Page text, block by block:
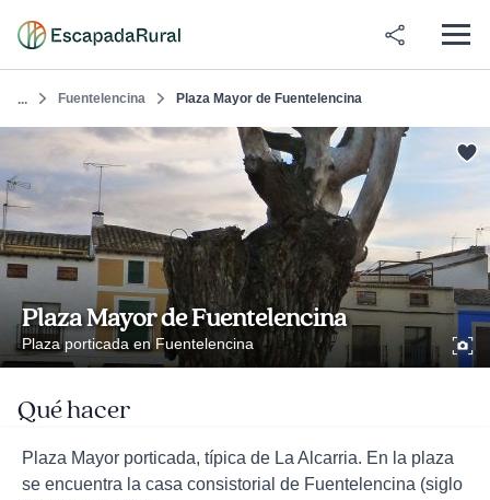
... Fuentelencina Plaza Mayor de Fuentelencina
Plaza Mayor de Fuentelencina
Plaza porticada en Fuentelencina
Qué hacer
Plaza Mayor porticada, típica de La Alcarria. En la plaza
se encuentra la casa consistorial de Fuentelencina (siglo